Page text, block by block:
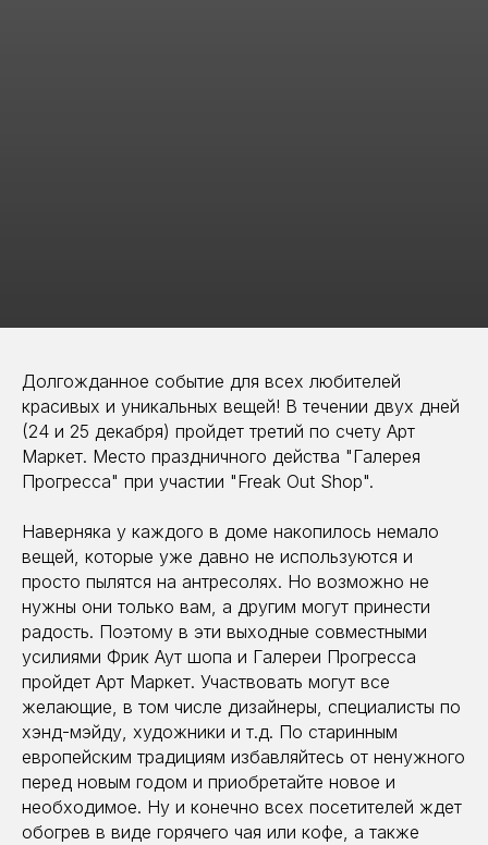
Долгожданное событие для всех любителей
красивых и уникальных вещей! В течении двух дней
(24 и 25 декабря) пройдет третий по счету Арт
Маркет. Место праздничного действа "Галерея
Прогресса" при участии "Freak Out Shop".
Наверняка у каждого в доме накопилось немало
вещей, которые уже давно не используются и
просто пылятся на антресолях. Но возможно не
нужны они только вам, а другим могут принести
радость. Поэтому в эти выходные совместными
усилиями Фрик Аут шопа и Галереи Прогресса
пройдет Арт Маркет. Участвовать могут все
желающие, в том числе дизайнеры, специалисты по
хэнд-мэйду, художники и т.д. По старинным
европейским традициям избавляйтесь от ненужного
перед новым годом и приобретайте новое и
необходимое. Ну и конечно всех посетителей ждет
обогрев в виде горячего чая или кофе, а также